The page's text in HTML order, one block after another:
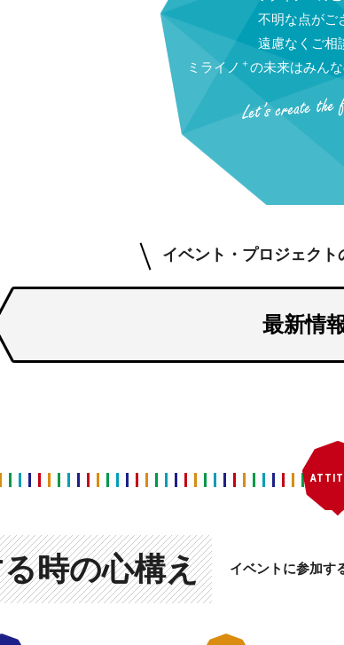
不明な点がご
遠慮なくご相
ミライノ ＋の未来はみん
イベント・プロジェクト
最新情
時の心構え イベントに参加す